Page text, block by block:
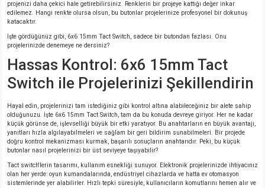
projenizi daha çekici hale getirebilirsiniz. Renklerin bir projeye kattığı değer inkar
edilemez. Hangi renkte olursa olsun, bu butonlar projelerinize profesyonel bir dokunuş
katacaktır.
İşte gördüğünüz gibi, 6x6 15mm Tact Switch, sadece bir butondan fazlası. Onu
projelerinizde denemeye ne dersiniz?
Hassas Kontrol: 6x6 15mm Tact
Switch ile Projelerinizi Şekillendirin
Hayal edin, projelerinizi tam istediğiniz gibi kontrol altına alabileceğiniz bir alete sahip
olduğunuzu. İşte 6x6 15mm Tact Switch, tam da bu konuda devreye giriyor. Her ne kadar
küçük görünse de, işlevselliği büyük bir etki yaratıyor. Bu anahtarların en büyük avantajı,
yanıtları hızla algılayabilmeleri ve sağlam bir geri bildirim sunabilmeleri. Bir projede
doğru kontrol mekanizması kurmak, başarılı sonuçların anahtarıdır. Peki, bu küçük
butonlar nasıl projelerinizi bir üst seviyeye taşıyabilir?
Tact switch'lerin tasarımı, kullanım esnekliği sunuyor. Elektronik projelerinizde ihtiyacınız
olan her yerde: oyun kumandalarında, endüstriyel cihazlarda ve hatta ev otomasyon
sistemlerinde yer alabilirler. Hızlı tepki süresiyle, kullanıcıların komutlarını hemen alır ve